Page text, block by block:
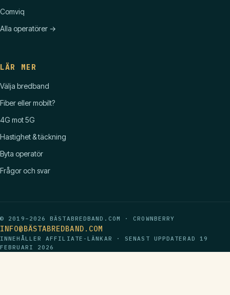
Comviq
Alla operatörer →
LÄR MER
Välja bredband
Fiber eller mobilt?
4G mot 5G
Hastighet & täckning
Byta operatör
Frågor och svar
© 2019–2026 BÄSTABREDBAND.COM · CROWNBERRY
INFO@BÄSTABREDBAND.COM
INNEHÅLLER AFFILIATE-LÄNKAR · SENAST UPPDATERAD 19
FEBRUARI 2026